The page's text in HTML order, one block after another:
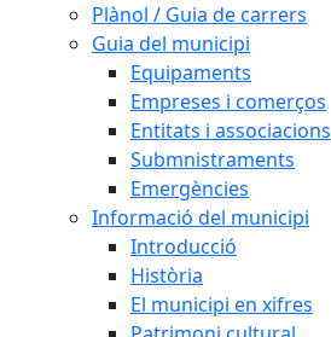
Plànol / Guia de carrers
Guia del municipi
Equipaments
Empreses i comerços
Entitats i associacions
Submnistraments
Emergències
Informació del municipi
Introducció
Història
El municipi en xifres